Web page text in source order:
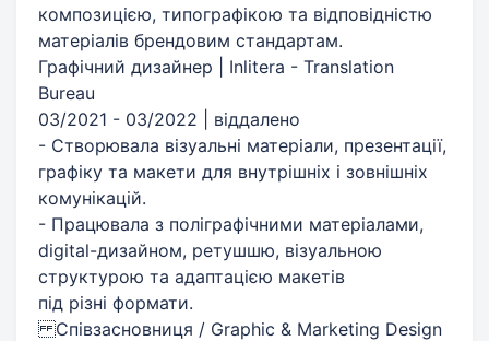
композицією, типографікою та відповідністю
матеріалів брендовим стандартам.
Графічний дизайнер | Inlitera - Translation
Bureau
03/2021 - 03/2022 | віддалено
- Створювала візуальні матеріали, презентації,
графіку та макети для внутрішніх і зовнішніх
комунікацій.
- Працювала з поліграфічними матеріалами,
digital-дизайном, ретушшю, візуальною
структурою та адаптацією макетів
під різні формати.
Співзасновниця / Graphic & Marketing Design